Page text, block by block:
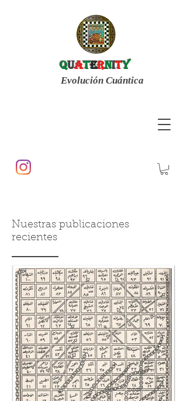
Evolución Cuántica
quatErnity
Nuestras publicaciones
recientes